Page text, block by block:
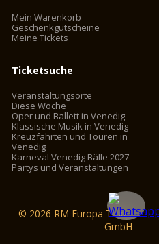
Mein Warenkorb
Geschenkgutscheine
Meine Tickets
Ticketsuche
Veranstaltungsorte
Diese Woche
Oper und Ballett in Venedig
Klassische Musik in Venedig
Kreuzfahrten und Touren in
Venedig
Karneval Venedig Bälle 2027
Partys und Veranstaltungen
© 2026 RM Europa Ticket
GmbH